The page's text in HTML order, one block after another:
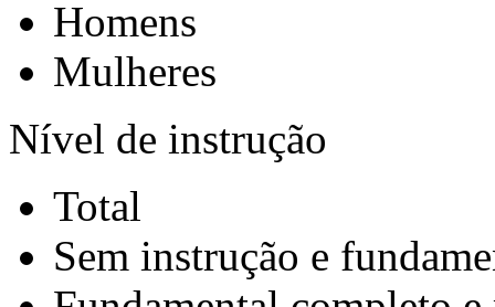
Homens
Mulheres
Nível de instrução
Total
Sem instrução e